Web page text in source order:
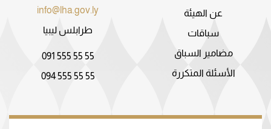
عن الهيئة
سباقات
مضامير السباق
الأسئلة المتكررة
info@lha.gov.ly
طرابلس ليبيا
091 555 55 55
094 555 55 55